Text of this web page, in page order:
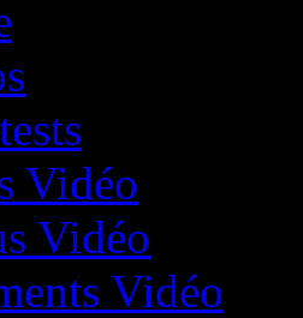
Vidéo
Vidéo
Vidéo